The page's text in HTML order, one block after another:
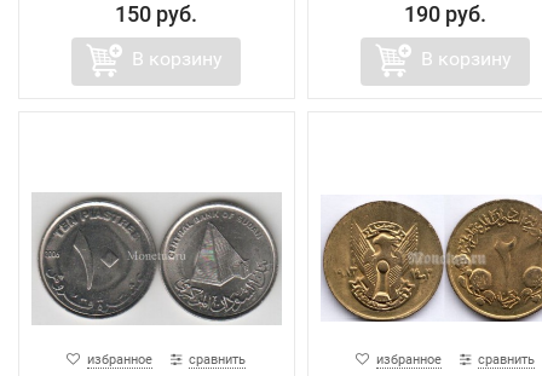
150 руб.
В корзину
190 руб.
В корзину
избранное сравнить избранное сравнить